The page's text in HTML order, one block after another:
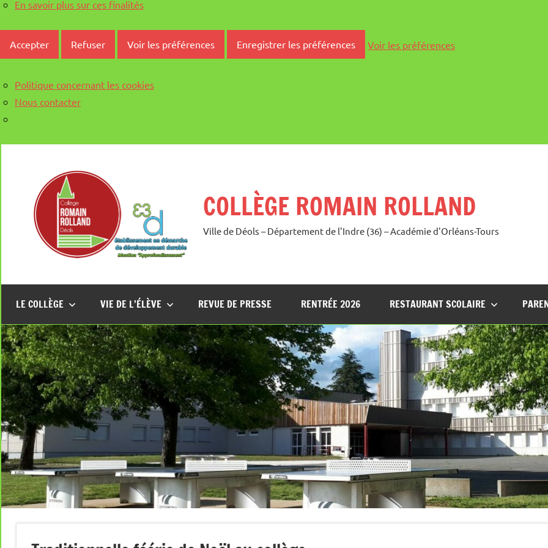
En savoir plus sur ces finalités
Accepter Refuser Voir les préférences Enregistrer les préférences Voir les préférences
Politique concernant les cookies
Nous contacter
COLLÈGE ROMAIN ROLLAND
Ville de Déols – Département de l'Indre (36) – Académie d'Orléans-Tours
LE COLLÈGE VIE DE L’ÉLÈVE REVUE DE PRESSE RENTRÉE 2026 RESTAURANT SCOLAIRE